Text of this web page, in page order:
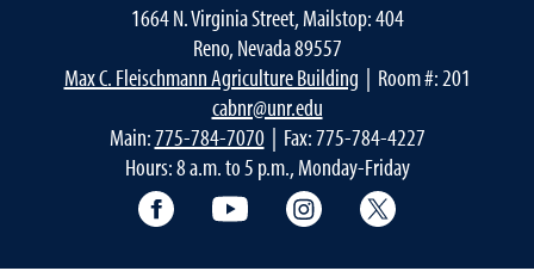
1664 N. Virginia Street, Mailstop: 404
Reno, Nevada 89557
Max C. Fleischmann Agriculture Building | Room #: 201
cabnr@unr.edu
Main:775-784-7070| Fax: 775-784-4227
Hours: 8 a.m. to 5 p.m., Monday-Friday
Facebook YouTube Instagram